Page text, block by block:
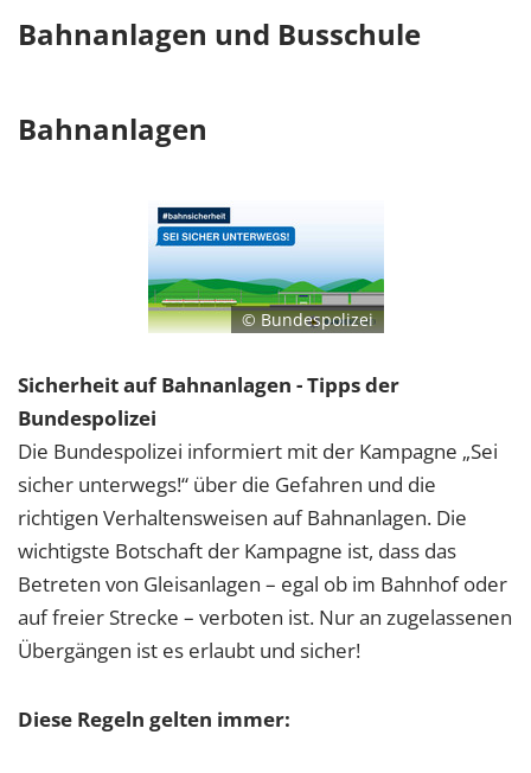
Bahnanlagen und Busschule
Bahnanlagen
© Bundespolizei
Sicherheit auf Bahnanlagen - Tipps der
Bundespolizei
Die Bundespolizei informiert mit der Kampagne „Sei
sicher unterwegs!“ über die Gefahren und die
richtigen Verhaltensweisen auf Bahnanlagen. Die
wichtigste Botschaft der Kampagne ist, dass das
Betreten von Gleisanlagen – egal ob im Bahnhof oder
auf freier Strecke – verboten ist. Nur an zugelassenen
Übergängen ist es erlaubt und sicher!
Diese Regeln gelten immer: